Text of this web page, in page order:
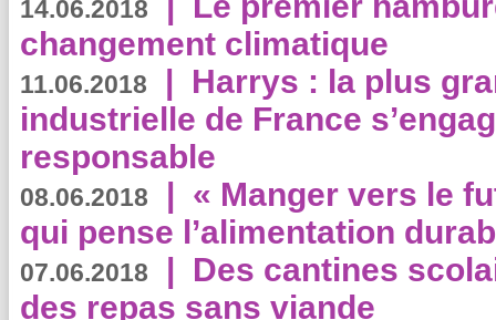
14.06.2018
changement climatique
11.06.2018 | Harrys : la plus
industrielle de France
responsable
08.06.2018 | « Manger vers le
qui pense l’alimentation
07.06.2018 | Des cantines
des repas sans viande